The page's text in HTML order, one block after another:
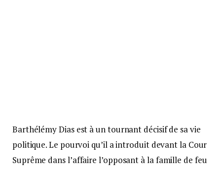
Barthélémy Dias est à un tournant décisif de sa vie
politique. Le pourvoi qu’il a introduit devant la Cour
Suprême dans l’affaire l’opposant à la famille de feu